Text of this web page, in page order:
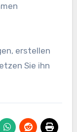
erstellen
Sie ihn